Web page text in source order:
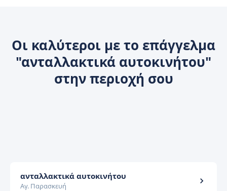
Οι καλύτεροι με το επάγγελμα
"ανταλλακτικά αυτοκινήτου"
στην περιοχή σου
ανταλλακτικά αυτοκινήτου
Αγ. Παρασκευή